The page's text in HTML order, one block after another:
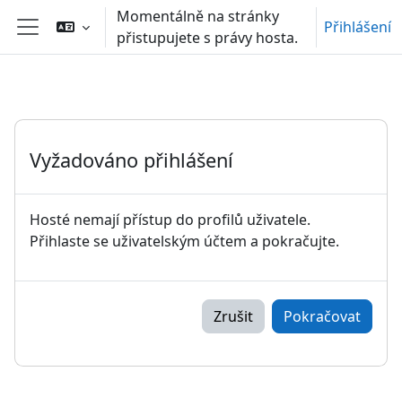
Přejít k hlavnímu obsahu
Boční panel
Momentálně na stránky
přistupujete s právy hosta.
Přihlášení
Vyžadováno přihlášení
Hosté nemají přístup do profilů uživatele.
Přihlaste se uživatelským účtem a pokračujte.
Zrušit Pokračovat